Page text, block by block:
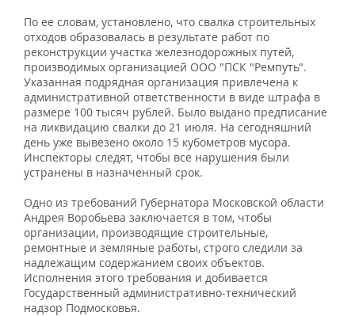
По ее словам, установлено, что свалка строительных
отходов образовалась в результате работ по
реконструкции участка железнодорожных путей,
производимых организацией ООО "ПСК "Ремпуть".
Указанная подрядная организация привлечена к
административной ответственности в виде штрафа в
размере 100 тысяч рублей. Было выдано предписание
на ликвидацию свалки до 21 июля. На сегодняшний
день уже вывезено около 15 кубометров мусора.
Инспекторы следят, чтобы все нарушения были
устранены в назначенный срок.
Одно из требований Губернатора Московской области
Андрея Воробьева заключается в том, чтобы
организации, производящие строительные,
ремонтные и земляные работы, строго следили за
надлежащим содержанием своих объектов.
Исполнения этого требования и добивается
Государственный административно-технический
надзор Подмосковья.